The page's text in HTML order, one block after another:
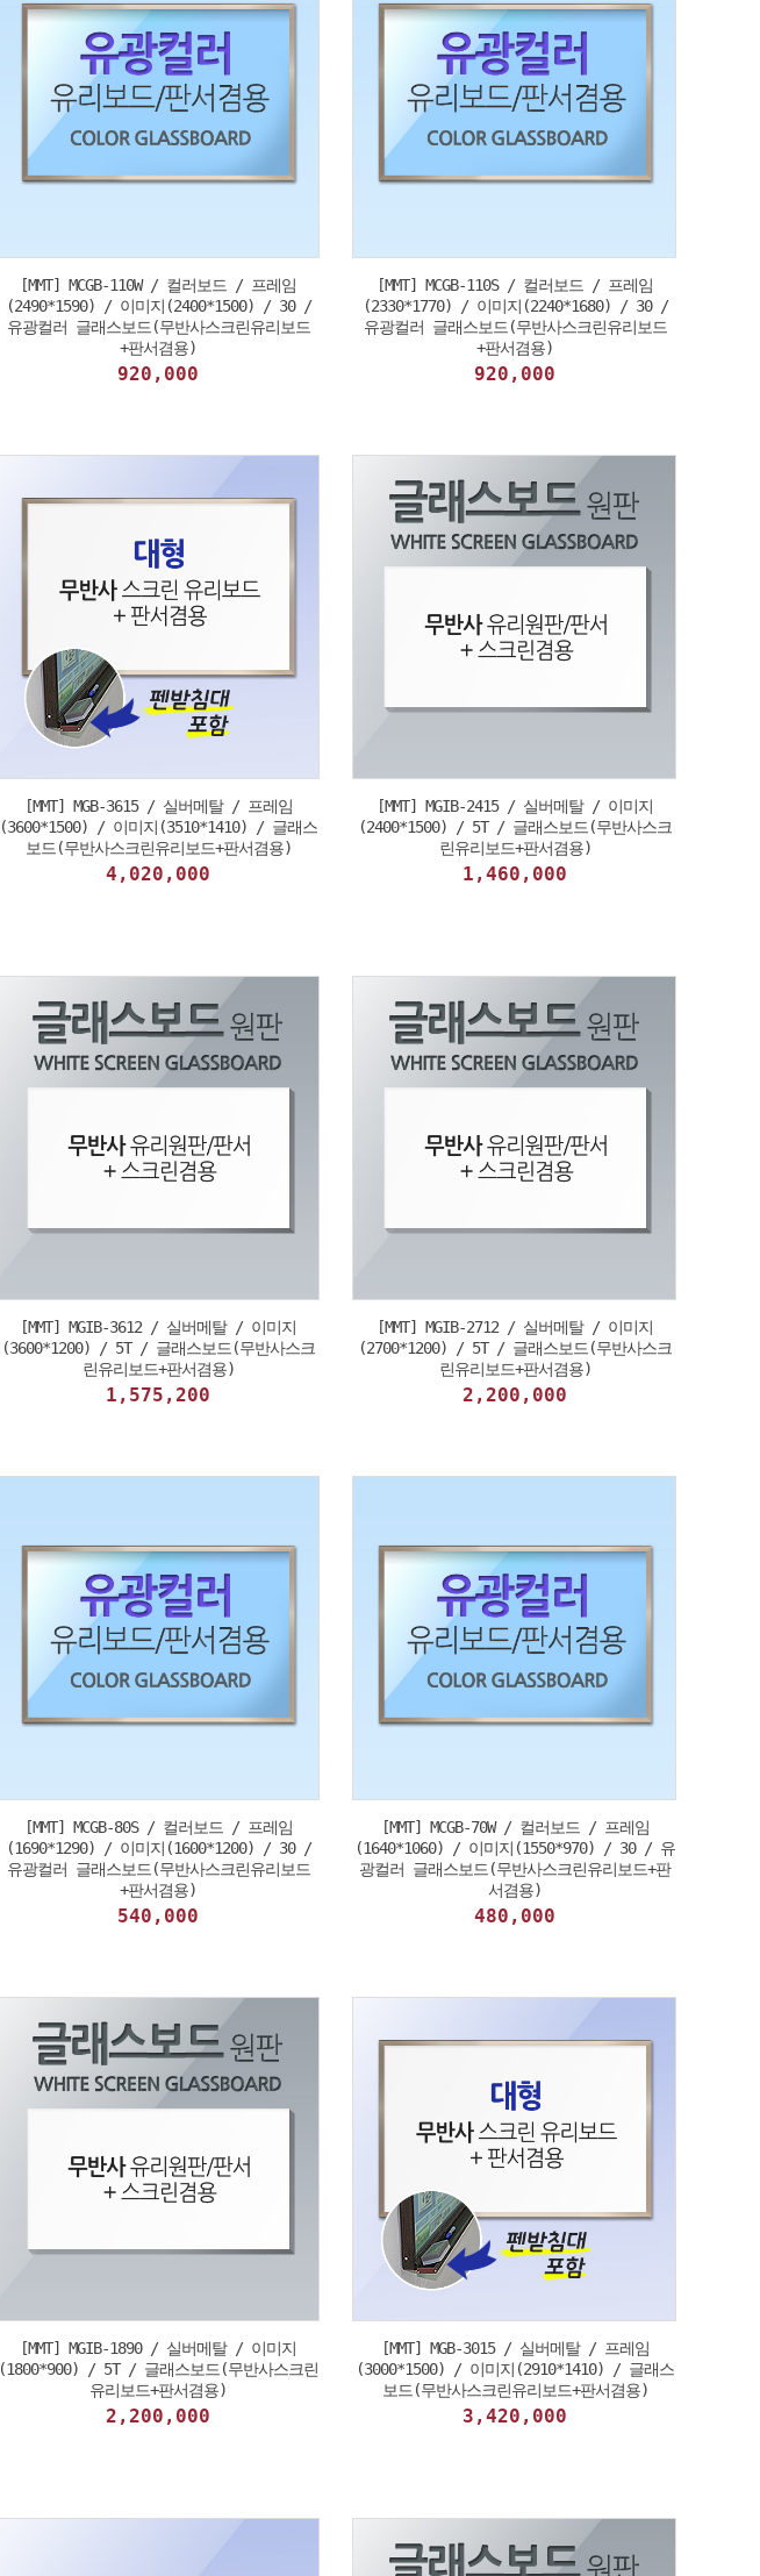
[MMT] MCGB-110W / 컬러보드 / 프레임
(2490*1590) / 이미지(2400*1500) / 30 /
유광컬러 글래스보드(무반사스크린유리보드
+판서겸용)
920,000
[MMT] MCGB-110S / 컬러보드 / 프레임
(2330*1770) / 이미지(2240*1680) / 30 /
유광컬러 글래스보드(무반사스크린유리보드
+판서겸용)
920,000
[MMT] MGB-3615 / 실버메탈 / 프레임
(3600*1500) / 이미지(3510*1410) / 글래스
보드(무반사스크린유리보드+판서겸용)
4,020,000
[MMT] MGIB-2415 / 실버메탈 / 이미지
(2400*1500) / 5T / 글래스보드(무반사스크
린유리보드+판서겸용)
1,460,000
[MMT] MGIB-3612 / 실버메탈 / 이미지
(3600*1200) / 5T / 글래스보드(무반사스크
린유리보드+판서겸용)
1,575,200
[MMT] MGIB-2712 / 실버메탈 / 이미지
(2700*1200) / 5T / 글래스보드(무반사스크
린유리보드+판서겸용)
2,200,000
[MMT] MCGB-80S / 컬러보드 / 프레임
(1690*1290) / 이미지(1600*1200) / 30 /
유광컬러 글래스보드(무반사스크린유리보드
+판서겸용)
540,000
[MMT] MCGB-70W / 컬러보드 / 프레임
(1640*1060) / 이미지(1550*970) / 30 / 유
광컬러 글래스보드(무반사스크린유리보드+판
서겸용)
480,000
[MMT] MGIB-1890 / 실버메탈 / 이미지
(1800*900) / 5T / 글래스보드(무반사스크린
유리보드+판서겸용)
2,200,000
[MMT] MGB-3015 / 실버메탈 / 프레임
(3000*1500) / 이미지(2910*1410) / 글래스
보드(무반사스크린유리보드+판서겸용)
3,420,000